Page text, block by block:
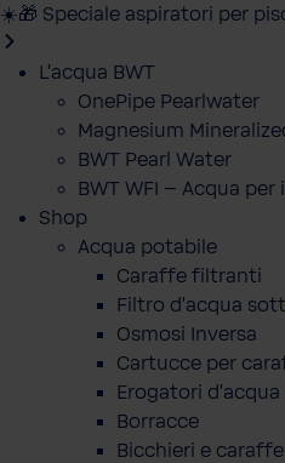
☀️🎁 Speciale aspiratori per
L'acqua BWT
OnePipe Pearlwater
Magnesium
BWT Pearl Water
BWT WFI – Acqua
Shop
Acqua potabile
Caraffe filtranti
Filtro d'acqua
Osmosi Inversa
Cartucce per
Erogatori d'acqua
Borracce
Bicchieri e caraffe